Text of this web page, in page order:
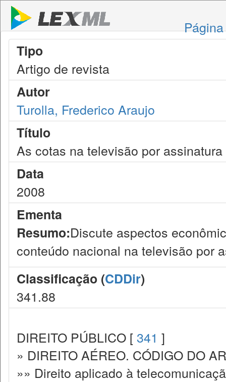
Tipo
Artigo de revista
Autor
Turolla, Frederico Araujo
Título
As cotas na televisão por assinatura
Data
2008
Ementa
Resumo:Discute aspectos
conteúdo nacional na televisão por
Classificação (CDDir)
341.88
DIREITO PÚBLICO [ 341 ]
» DIREITO AÉREO. CÓDIGO DO
»» Direito aplicado à